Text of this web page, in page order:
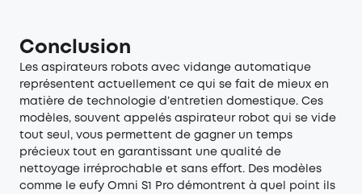
Conclusion
Les aspirateurs robots avec vidange automatique
représentent actuellement ce qui se fait de mieux en
matière de technologie d’entretien domestique. Ces
modèles, souvent appelés aspirateur robot qui se vide
tout seul, vous permettent de gagner un temps
précieux tout en garantissant une qualité de
nettoyage irréprochable et sans effort. Des modèles
comme le eufy Omni S1 Pro démontrent à quel point ils